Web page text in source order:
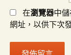
在瀏覽器中
網址，以供下次